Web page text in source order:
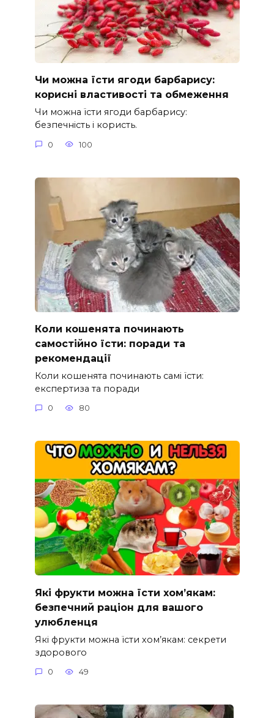
Чи можна їсти ягоди барбарису:
корисні властивості та обмеження
Чи можна їсти ягоди барбарису:
безпечність і користь.
0 100
Коли кошенята починають
самостійно їсти: поради та
рекомендації
Коли кошенята починають самі їсти:
експертиза та поради
0 80
Які фрукти можна їсти хом’якам:
безпечний раціон для вашого
улюбленця
Які фрукти можна їсти хом’якам: секрети
здорового
0 49